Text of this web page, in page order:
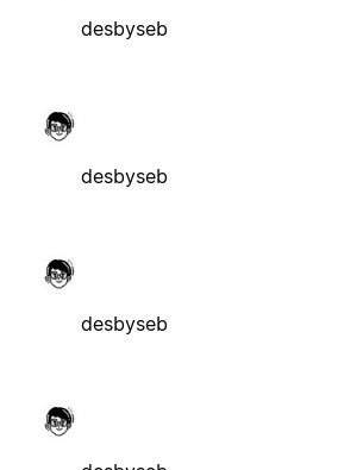
desbyseb
desbyseb
desbyseb